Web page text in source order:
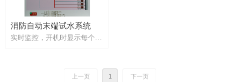
消防自动末端试水系统
实时监控，开机时显示每个末
统管理，对末端数据实时读取
上一页 1 下一页